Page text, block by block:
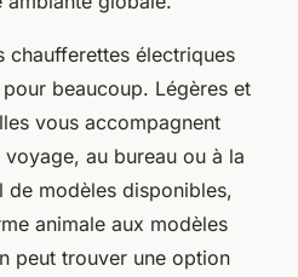
chaufferettes électriques
beaucoup. Légères et
vous accompagnent
au bureau ou à la
de modèles disponibles,
animale aux modèles
peut trouver une option